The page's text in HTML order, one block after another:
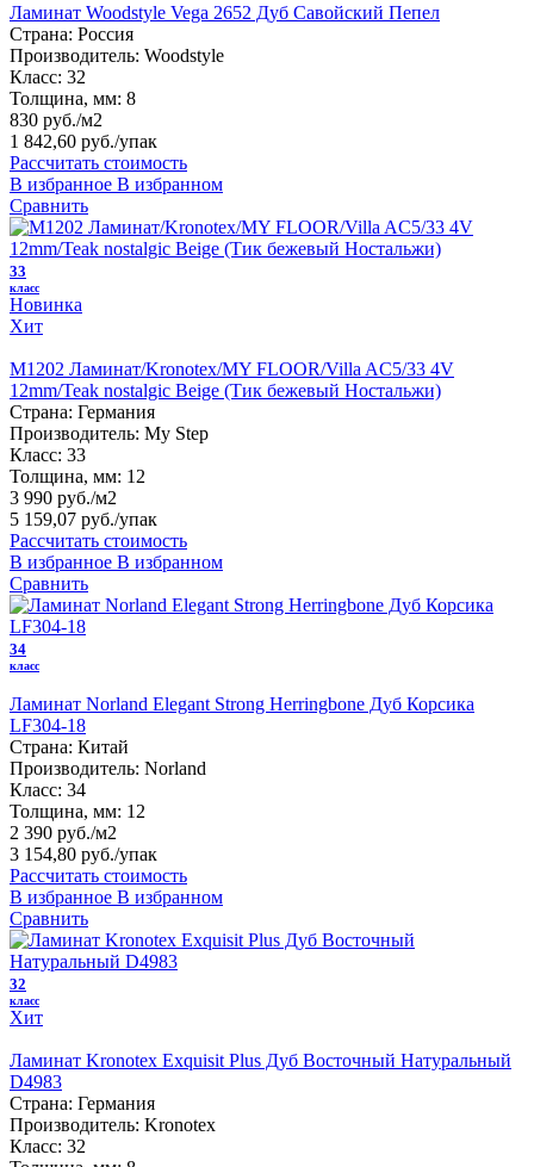
Ламинат Woodstyle Vega 2652 Дуб Савойский Пепел
Страна: Россия
Производитель: Woodstyle
Класс: 32
Толщина, мм: 8
830 руб./м2
1 842,60 руб./упак
Рассчитать стоимость
В избранное В избранном
Сравнить
33
класс
Новинка
Хит
M1202 Ламинат/Kronotex/MY FLOOR/Villa AC5/33 4V
12mm/Teak nostalgic Beige (Тик бежевый Ностальжи)
Страна: Германия
Производитель: My Step
Класс: 33
Толщина, мм: 12
3 990 руб./м2
5 159,07 руб./упак
Рассчитать стоимость
В избранное В избранном
Сравнить
34
класс
Ламинат Norland Elegant Strong Herringbone Дуб Корсика
LF304-18
Страна: Китай
Производитель: Norland
Класс: 34
Толщина, мм: 12
2 390 руб./м2
3 154,80 руб./упак
Рассчитать стоимость
В избранное В избранном
Сравнить
32
класс
Хит
Ламинат Kronotex Exquisit Plus Дуб Восточный Натуральный
D4983
Страна: Германия
Производитель: Kronotex
Класс: 32